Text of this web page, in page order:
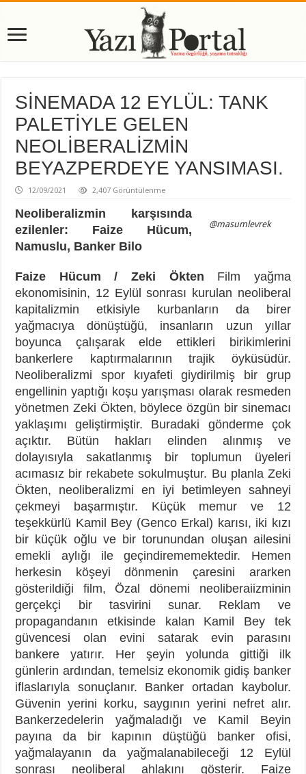
SİNEMADA 12 EYLÜL: TANK
PALETİYLE GELEN
NEOLİBERALİZMİN
BEYAZPERDEYE YANSIMASI.
12/09/2021 2,407 Görüntülenme
@masumlevrek
Neoliberalizmin karşısında
ezilenler: Faize Hücum,
Namuslu, Banker Bilo
Faize Hücum / Zeki Ökten Film yağma
ekonomisinin, 12 Eylül sonrası kurulan neoliberal
kapitalizmin etkisiyle kurbanların da birer
yağmacıya dönüştüğü, insanların uzun yıllar
boyunca çalışarak elde ettikleri birikimlerini
bankerlere kaptırmalarının trajik öyküsüdür.
Neoliberalizmi spor kıyafeti giydirilmiş bir grup
engellinin yaptığı koşu yarışması olarak resmeden
yönetmen Zeki Ökten, böylece özgün bir sinemacı
yaklaşımı geliştirmiştir. Buradaki gönderme çok
açıktır. Bütün hakları elinden alınmış ve
dolayısıyla sakatlanmış bir toplumun üyeleri
acımasız bir rekabete sokulmuştur. Bu planla Zeki
Ökten, neoliberalizmi en iyi betimleyen sahneyi
çekmeyi başarmıştır. Küçük memur ve 12
teşekkürlü Kamil Bey (Genco Erkal) karısı, iki kızı
bir küçük oğlu ve bir torunundan oluşan ailesini
emekli aylığı ile geçindirememektedir. Hemen
herkesin köşeyi dönmenin çaresini ararken
gösterildiği film, Özal dönemi neoliberaiizminin
gerçekçi bir tasvirini sunar. Reklam ve
propagandanın etkisinde kalan Kamil Bey tek
güvencesi olan evini satarak evin parasını
bankere yatırır. Her şeyin yolunda gittiği ilk
günlerin ardından, temelsiz ekonomik gidiş banker
iflaslarıyla sonuçlanır. Banker ortadan kaybolur.
Güvenin yerini korku, saygının yerini nefret alır.
Bankerzedelerin yağmaladığı ve Kamil Beyin
payına da bir kapının düştüğü banker ofisi,
yağmalayanın da yağmalanabileceği 12 Eylül
sonrası neoliberal ahlakını gösterir. Faize